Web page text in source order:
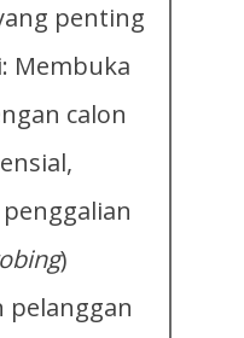
penting
Membuka
calon
)
pelanggan